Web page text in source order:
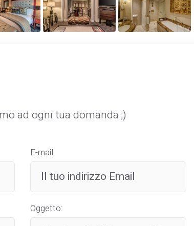
ad ogni tua domanda ;)
E-mail:
Oggetto: